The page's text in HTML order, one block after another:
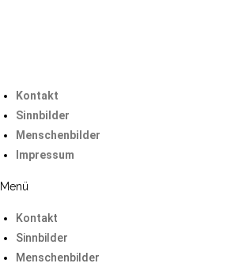
Kontakt
Sinnbilder
Menschenbilder
Impressum
Menü
Kontakt
Sinnbilder
Menschenbilder